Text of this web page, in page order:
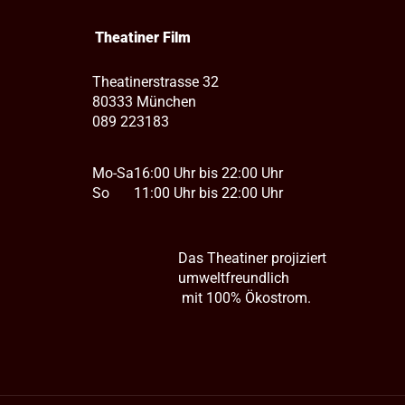
Theatiner Film
Theatinerstrasse 32
80333 München
089 223183
Mo-Sa
So
16:00 Uhr bis 22:00 Uhr
11:00 Uhr bis 22:00 Uhr
Das Theatiner projiziert
umweltfreundlich
mit 100% Ökostrom.